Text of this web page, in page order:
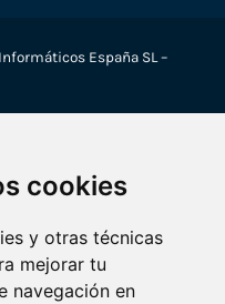
cookies
y otras técnicas
mejorar tu
navegación en
España SL –